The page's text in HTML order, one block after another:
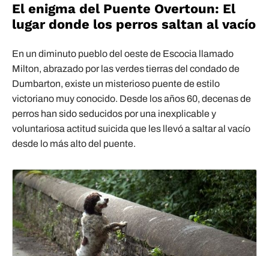
El enigma del Puente Overtoun: El
lugar donde los perros saltan al vacío
En un diminuto pueblo del oeste de Escocia llamado
Milton, abrazado por las verdes tierras del condado de
Dumbarton, existe un misterioso puente de estilo
victoriano muy conocido. Desde los años 60, decenas de
perros han sido seducidos por una inexplicable y
voluntariosa actitud suicida que les llevó a saltar al vacío
desde lo más alto del puente.